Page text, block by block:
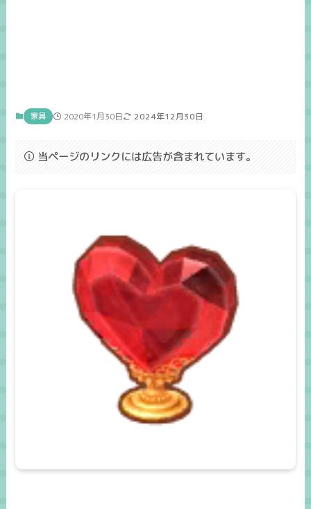
家具 2020年1月30日 2024年12月30日
当ページのリンクには広告が含まれています。